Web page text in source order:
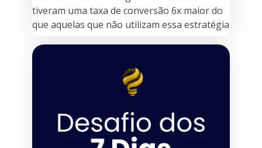
tiveram uma taxa de conversão 6x maior do
que aquelas que não utilizam essa estratégia